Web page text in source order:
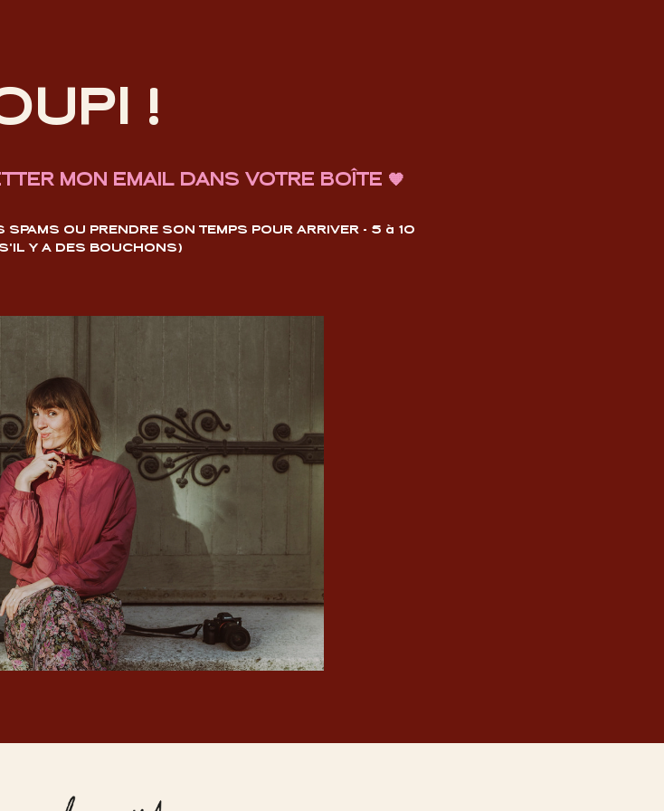
!
MON EMAIL DANS VOTRE BOÎTE 🧡
SPAMS OU PRENDRE SON TEMPS POUR ARRIVER - 5 à 10
Y A DES BOUCHONS)